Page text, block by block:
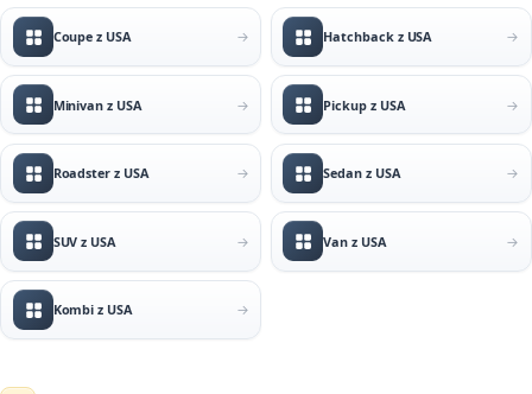
Coupe z USA Hatchback z USA
Minivan z USA Pickup z USA
Roadster z USA Sedan z USA
SUV z USA Van z USA
Kombi z USA